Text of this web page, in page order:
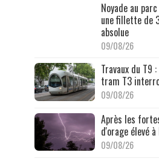
Noyade au
une fillette de
absolue
09/08/26
Travaux du T9
tram T3
09/08/26
Après les
d'orage élevé à
09/08/26